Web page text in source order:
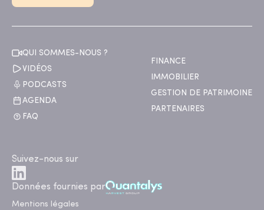
QUI SOMMES-NOUS ?
VIDÉOS
PODCASTS
AGENDA
FAQ
FINANCE
IMMOBILIER
GESTION DE PATRIMOINE
PARTENAIRES
Suivez-nous sur
Données fournies par
Mentions légales